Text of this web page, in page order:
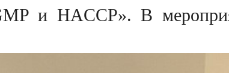
и HACCP». В